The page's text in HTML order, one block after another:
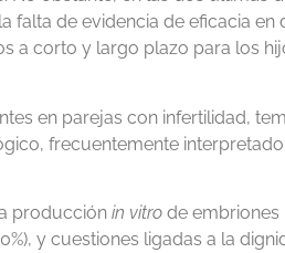
falta de evidencia de eficacia en
a corto y largo plazo para los
en parejas con infertilidad,
frecuentemente
producción in vitro de embriones
y cuestiones ligadas a la